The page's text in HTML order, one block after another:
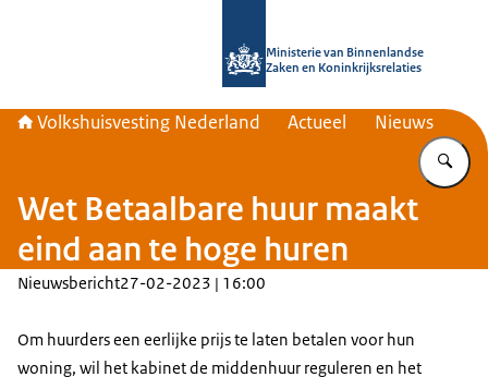
Ministerie van Binnenlandse
Zaken en Koninkrijksrelaties
Volkshuisvesting Nederland Actueel Nieuws
Wet Betaalbare huur maakt
eind aan te hoge huren
Nieuwsbericht27-02-2023 | 16:00
Om huurders een eerlijke prijs te laten betalen voor hun
woning, wil het kabinet de middenhuur reguleren en het